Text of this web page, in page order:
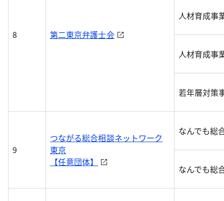
8 第二東京弁護士会
人材育成事
人材育成事
若年層対策
9
つながる総合相談ネットワーク
東京
【任意団体】
なんでも総
なんでも総